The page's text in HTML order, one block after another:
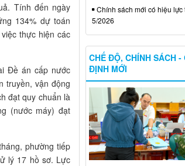
Tính đến ngày
134% dự toán
thực hiện các
Đề án cấp nước
truyền, vận động
đạt quy chuẩn là
(nước máy) đạt
phường tiếp
lý 17 hồ sơ. Lực
Chính sách mới có hiệu lực
5/2026
CHẾ ĐỘ, CHÍNH SÁCH -
ĐỊNH MỚI